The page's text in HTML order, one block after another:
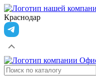
Краснодар